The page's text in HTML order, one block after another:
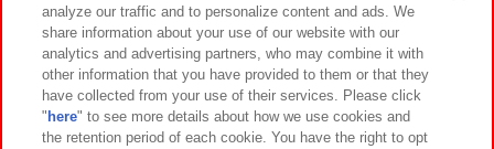
イベント・キャンペーン
関連会社 サステナビリティ サイトポリシー
analyze our traffic and to personalize content and ads. We
share information about your use of our website with our
analytics and advertising partners, who may combine it with
other information that you have provided to them or that they
have collected from your use of their services. Please click
" here" to see more details about how we use cookies and
the retention period of each cookie. You have the right to opt